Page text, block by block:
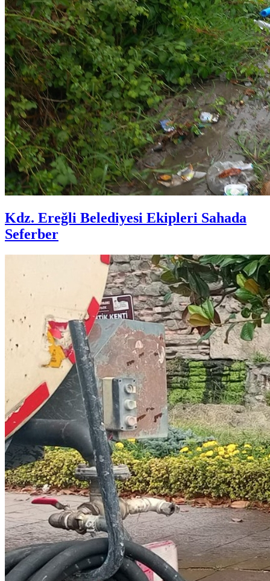
Kdz. Ereğli Belediyesi Ekipleri Sahada
Seferber